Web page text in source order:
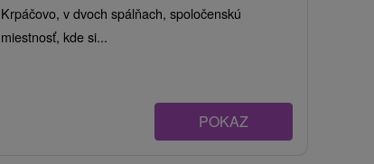
Krpáčovo, v dvoch spálňach, spoločenskú
miestnosť, kde si...
POKAZ